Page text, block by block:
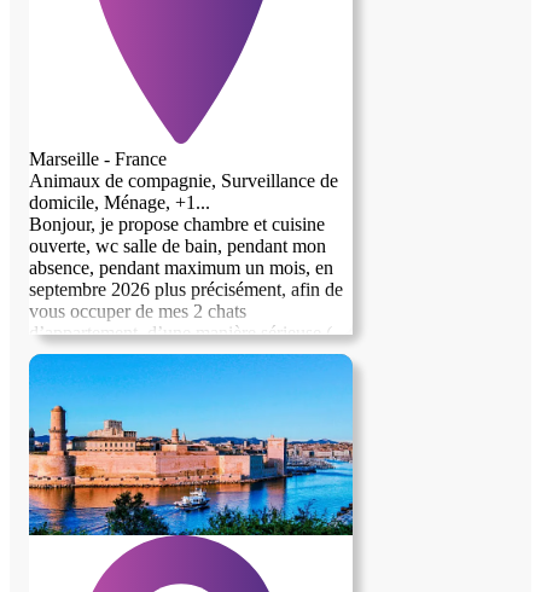
Marseille - France
Animaux de compagnie, Surveillance de
domicile, Ménage, +1...
Bonjour, je propose chambre et cuisine
ouverte, wc salle de bain, pendant mon
absence, pendant maximum un mois, en
septembre 2026 plus précisément, afin de
vous occuper de mes 2 chats
d’appartement, d’une manière sérieuse (
nettoyage litières, nourriture et eau à
changer, et bien sûr caresses et autres
attentions d’affection.😸)Entretien
rigoureux quotidien du lieu de vie des
chats, de vous même et arrosage plantes
sur terrasses. Je souhaite rencontrer la
personne avant tout engagement.
L’appartement est situé à deux pas de
centres commerciaux, cinémas, etc et une
station de bus est au pied de l’immeuble,
environnement de verdure, très agréable à